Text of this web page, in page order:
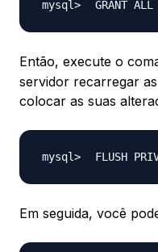
GRANT
Então, execute o
servidor recarregar
colocar as suas
FLUSH
Em seguida, você